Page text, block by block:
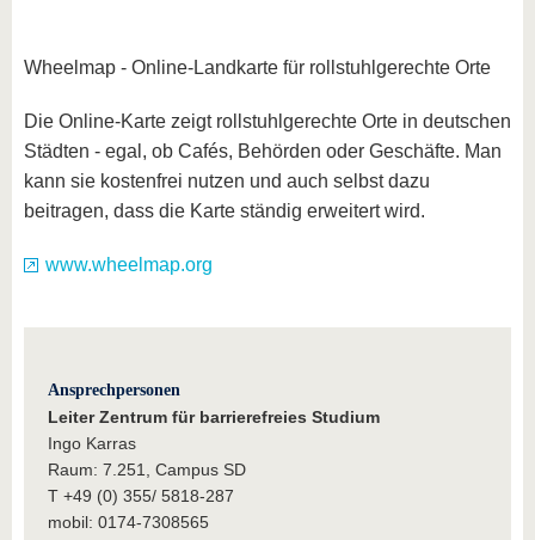
Wheelmap - Online-Landkarte für rollstuhlgerechte Orte
Die Online-Karte zeigt rollstuhlgerechte Orte in deutschen
Städten - egal, ob Cafés, Behörden oder Geschäfte. Man
kann sie kostenfrei nutzen und auch selbst dazu
beitragen, dass die Karte ständig erweitert wird.
www.wheelmap.org
Ansprechpersonen
Leiter Zentrum für barrierefreies Studium
Ingo Karras
Raum: 7.251, Campus SD
T +49 (0) 355/ 5818-287
mobil: 0174-7308565